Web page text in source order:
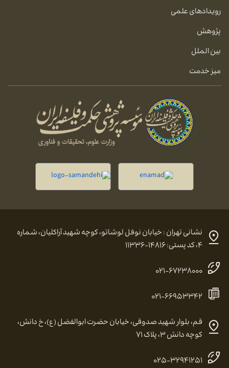
رویدادهای علمی
پژوهش
بین الملل
میز خدمت
نشانی تهران : خیابان نوفل لوشاتو، کوچه شهید آراکلیان، شماره
۴، کد پستی: ۱۴۸۱۶-۱۱۳۳۶
۰۲۱-۶۷۲۳۸۰۰۰
۰۲۱-۶۶۹۵۳۳۴۲
قم، بلوار شهید صدوقی، خیابان حضرت ابوالفضل (ع)، خ دانش،
کوچه دانش ۳، پلاک ۷۱
۰۲۵-۳۲۹۴۱۲۵۱